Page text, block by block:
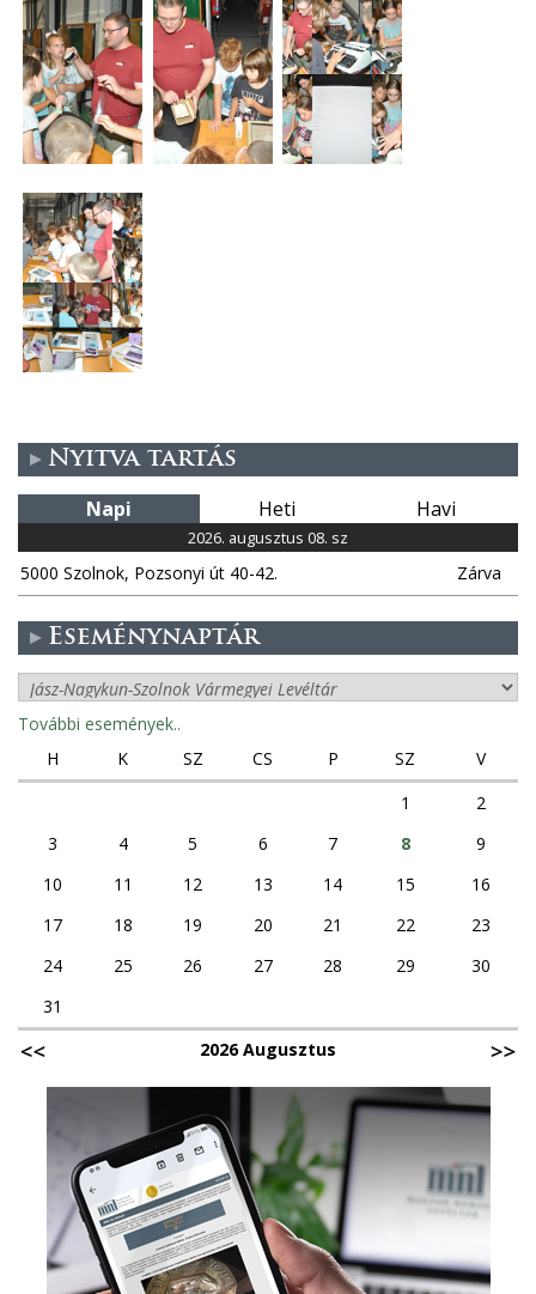
Nyitva tartás
Napi Heti Havi
2026. augusztus 08. sz
5000 Szolnok, Pozsonyi út 40-42. Zárva
Eseménynaptár
További események..
H
K SZ CS P SZ
V
1
2
3
4 5 6 7 8
9
10
11 12 13 14 15
16
17
18 19 20 21 22
23
24
25 26 27 28 29
30
31
2026 Augusztus